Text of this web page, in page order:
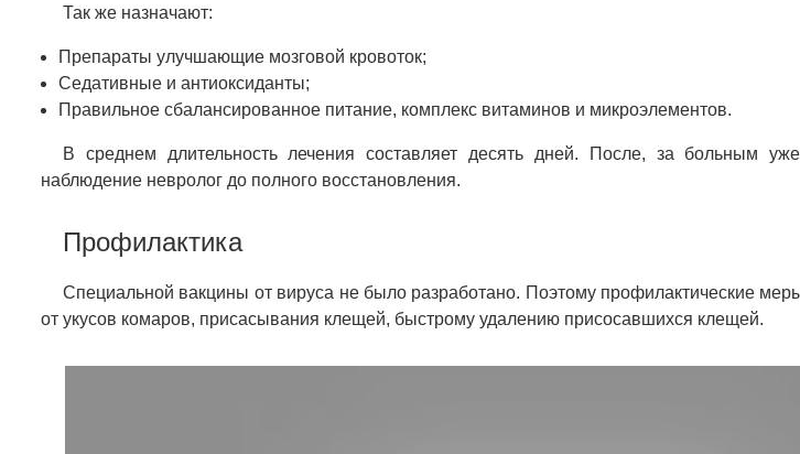
Так же назначают:
Препараты улучшающие мозговой кровоток;
Седативные и антиоксиданты;
Правильное сбалансированное питание, комплекс витаминов и микроэлементов.
В среднем длительность лечения составляет десять дней. После, за больным
наблюдение невролог до полного восстановления.
Профилактика
Специальной вакцины от вируса не было разработано. Поэтому профилактические
от укусов комаров, присасывания клещей, быстрому удалению присосавшихся клещей.